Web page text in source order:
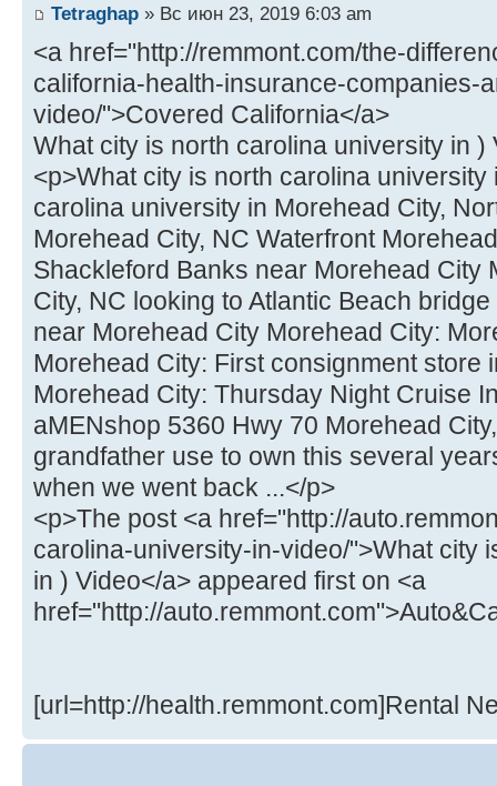
Tetraghap » Вс июн 23, 2019 6:03 am
<a href="http://remmont.com/the-
california-health-insurance-companies-
video/">Covered California</a>
What city is north carolina university in )
<p>What city is north carolina university
carolina university in Morehead City,
Morehead City, NC Waterfront
Shackleford Banks near Morehead City
City, NC looking to Atlantic Beach
near Morehead City Morehead City:
Morehead City: First consignment store
Morehead City: Thursday Night Cruise
aMENshop 5360 Hwy 70 Morehead
grandfather use to own this several
when we went back ...</p>
<p>The post <a href="http://
carolina-university-in-video/">What city
in ) Video</a> appeared first on <a
href="http://
[url=http://health.remmont.com]Rental